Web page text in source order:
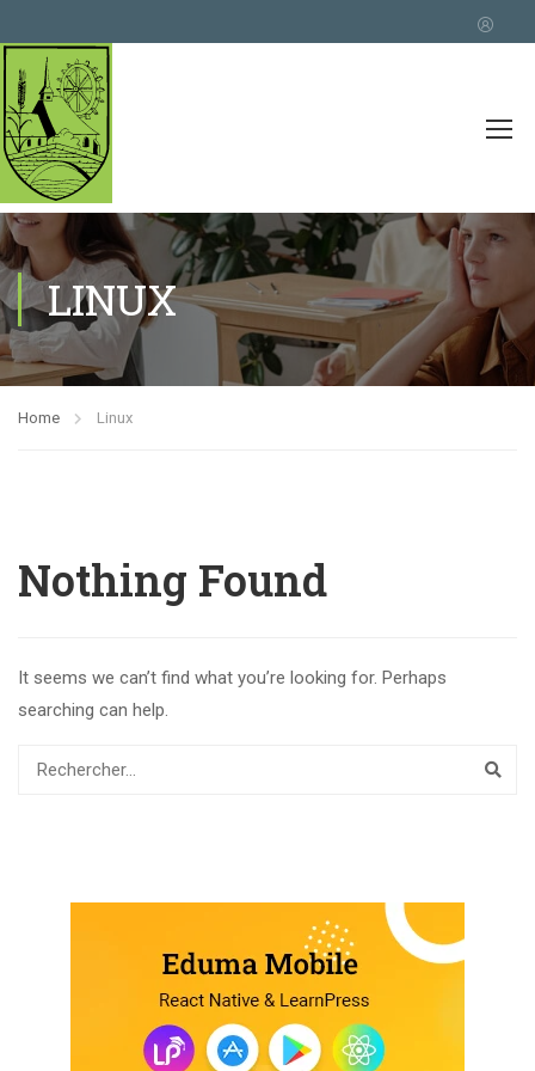
LINUX
Home Linux
Nothing Found
It seems we can’t find what you’re looking for. Perhaps
searching can help.